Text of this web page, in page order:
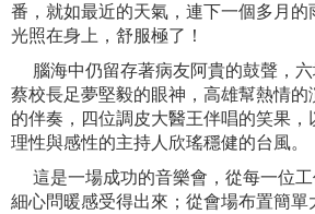
番，就如最近的天氣，連下一個多月
光照在身上，舒服極了！
腦海中仍留存著病友阿貴的鼓聲，六
蔡校長足夢堅毅的眼神，高雄幫熱情的
的伴奏，四位調皮大醫王伴唱的笑果
理性與感性的主持人欣瑤穩健的台風。
這是一場成功的音樂會，從每一位工
細心問暖感受得出來；從會場布置簡